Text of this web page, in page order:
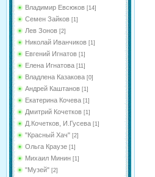
Владимир Евсюков [14]
Семен Зайков [1]
Лев Зонов [2]
Николай Иванчиков [1]
Евгений Игнатов [1]
Елена Игнатова [11]
Владлена Казакова [0]
Андрей Каштанов [1]
Екатерина Кочева [1]
Дмитрий Кочетков [1]
Д.Кочетков, И.Гусева [1]
"Красный Хач" [2]
Ольга Краузе [1]
Михаил Минин [1]
"Музей" [2]